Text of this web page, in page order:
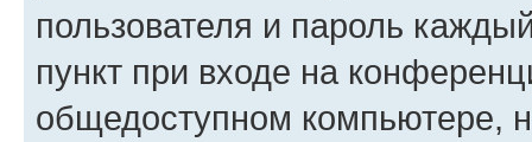
пользователя и пароль
пункт при входе на
общедоступном компьютере,